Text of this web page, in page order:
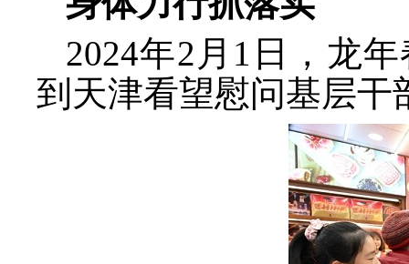
2024年2月1日，龙
到天津看望慰问基层干